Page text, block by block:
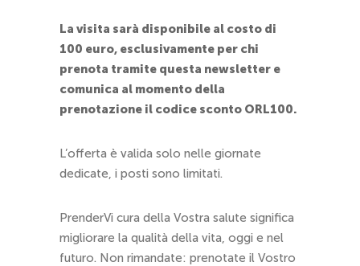
La visita sarà disponibile al costo di
100 euro, esclusivamente per chi
prenota tramite questa newsletter e
comunica al momento della
prenotazione il codice sconto ORL100.
L’offerta è valida solo nelle giornate
dedicate, i posti sono limitati.
PrenderVi cura della Vostra salute significa
migliorare la qualità della vita, oggi e nel
futuro. Non rimandate: prenotate il Vostro